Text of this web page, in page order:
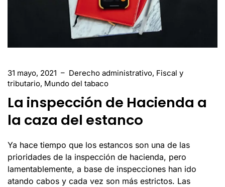
31 mayo, 2021 – Derecho administrativo, Fiscal y
tributario, Mundo del tabaco
La inspección de Hacienda a
la caza del estanco
Ya hace tiempo que los estancos son una de las
prioridades de la inspección de hacienda, pero
lamentablemente, a base de inspecciones han ido
atando cabos y cada vez son más estrictos. Las